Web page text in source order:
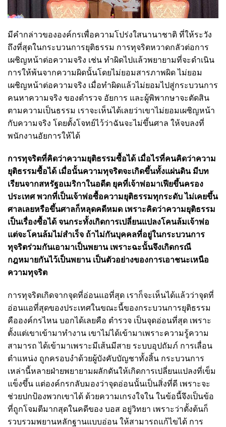
มีคำกล่าวขององค์กรเพื่อความโปร่งใสนานาชาติ ที่ให้ระวัง
ถึงที่สุดในกระบวนการยุติธรรม การทุจริตหวาดกลัวต่อการ
เผชิญหน้าต่อความจริง เช่น ทำผิดไปแล้วพยายามที่จะดำเนิน
การให้พ้นจากความผิดนั้นโดยไม่ยอมสารภาพผิด ไม่ยอม
เผชิญหน้าต่อความจริง เมื่อทำผิดแล้วไม่ยอมไปสู่กระบวนการ
คนหาความจริง ของตำรวจ อัยการ และผู้พิพากษาจะตัดสิน
ตามความเป็นธรรม เราจะเห็นได้เลยว่าเขาไม่ยอมเผชิญหน้า
กับความจริง โดยตั้งโจทย์ไว้ว่าฉันจะไม่ขึ้นศาล ให้จบลงที่
พนักงานอัยการให้ได้
การทุจริตที่คิดว่าความยุติธรรมซื้อได้ เมื่อไรที่คนคิดว่าความ
ยุติธรรมซื้อได้ เมื่อนั้นความทุจริตจะเกิดขึ้นทั้งแผ่นดิน มีบท
เรียนจากสหรัฐอเมริกาในอดีต ยุคที่เจ้าพ่อมาเฟียขึ้นครอง
ประเทศ พวกที่เป็นเจ้าพ่อซื้อความยุติธรรมทุกระดับ ไม่เคยขึ้น
ศาลเลยหรือขึ้นศาลก็หลุดคดีหมด เพราะคิดว่าความยุติธรรม
เป็นเรื่องซื้อได้ จนกระทั้งเกิดการเปลี่ยนแปลงโคนล้มเจ้าพ่อ
แต่จะโคนล้มไม่สำเร็จ ถ้าไม่กันบุคคลที่อยู่ในกระบวนการ
ทุจริตร่วมกันเอามาเป็นพยาน เพราะฉะนั้นจึงเกิดกรณี
กฎหมายกันไว้เป็นพยาน เป็นตัวอย่างของการเอาชนะเหนือ
ความทุจริต
การทุจริตเกิดจากจุดที่อ่อนแอที่สุด เราก็จะเห็นได้แล้วว่าจุดที่
อ่อนแอที่สุดของประเทศในขณะนี้ของกระบวนการยุติธรรม
คือองค์กรไหน บอกได้เลยคือ ตำรวจ เป็นจุดอ่อนที่สุด เพราะ
ตั้งแต่เขาเข้ามาทำงาน เขาไม่ได้เข้ามาเพราะความรู้ความ
สามารถ ได้เข้ามาเพราะมีเส้นมีสาย ระบบอุปถัมภ์ การเลื่อน
ตำแหน่ง ถูกครอบงำด้วยผู้บังคับบัญชาทั้งสิ้น กระบวนการ
เหล่านี้หลายฝ่ายพยายามผลักดันให้เกิดการเปลี่ยนแปลงที่เข็ม
แข็งขึ้น แต่องค์กรกลับมองว่าจุดอ่อนนั้นเป็นสิ่งที่ดี เพราะจะ
ช่วยปกป้องพวกเขาได้ ด้วยความเกรงใจใน ในข้อนี้จึงเป็นข้อ
ที่ถูกโจมตีมากสุดในคดีของ บอส อยู่วิทยา เพราะว่าตั้งต้นก็
รวบรวมพยานหลักฐานแบบอ่อน ให้สามารถแก้ไขได้ การ